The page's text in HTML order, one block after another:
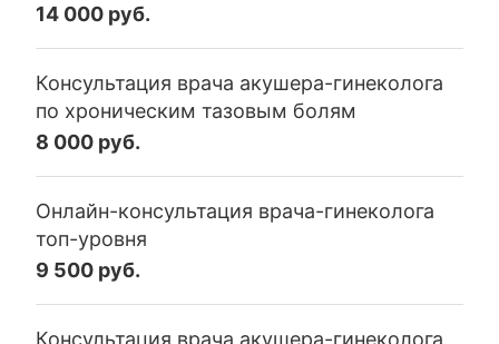
14 000 руб.
Консультация врача акушера-гинеколога
по хроническим тазовым болям
8 000 руб.
Онлайн-консультация врача-гинеколога
топ-уровня
9 500 руб.
Консультация врача акушера-гинеколога